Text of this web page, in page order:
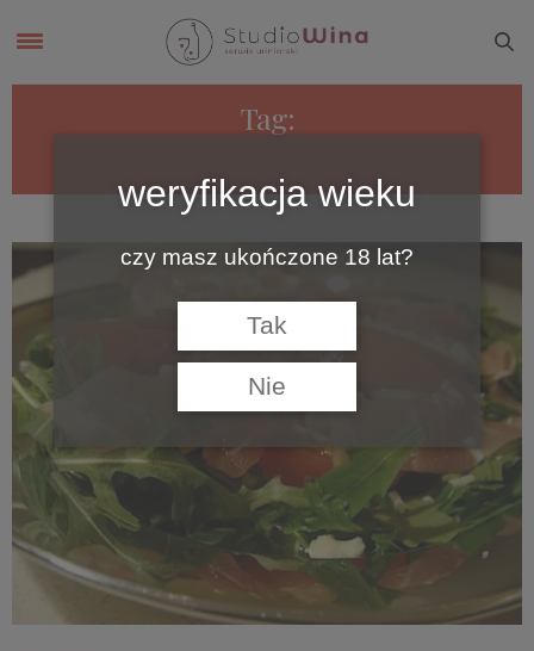
Tag:
weryfikacja wieku
czy masz ukończone 18 lat?
Tak
Nie